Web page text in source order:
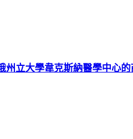
州立大學韋克斯納醫學中心的